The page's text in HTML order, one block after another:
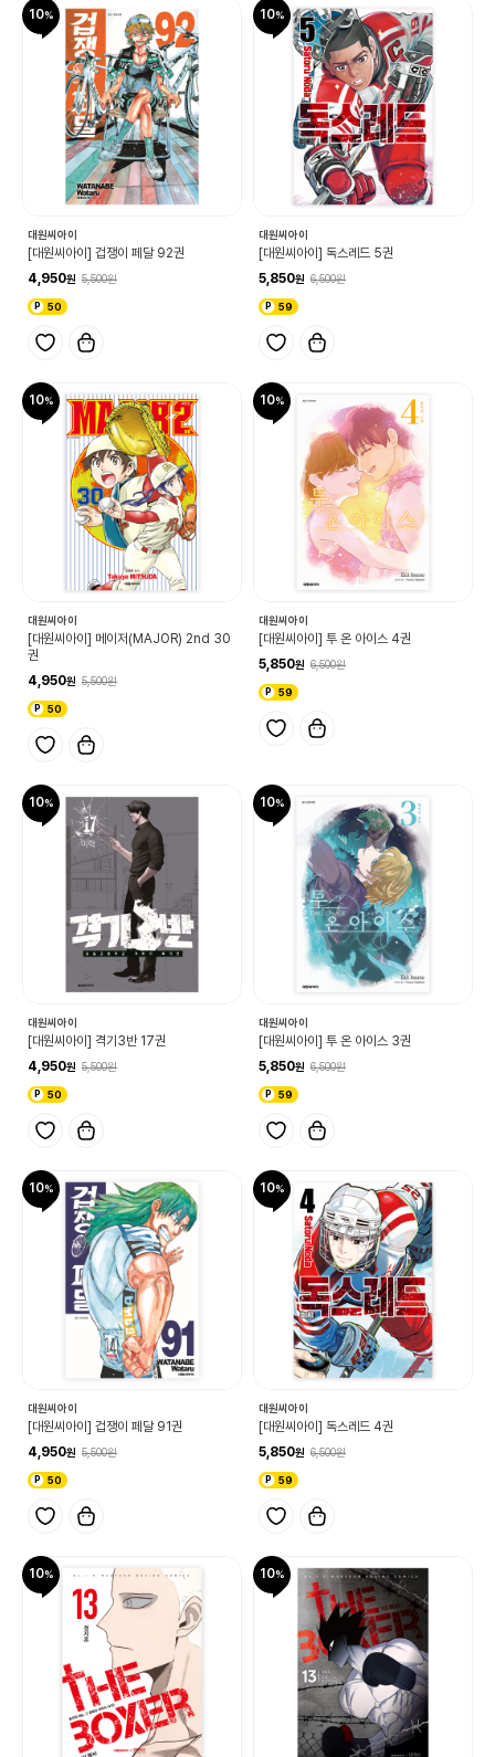
10
대원씨아이
[대원씨아이] 겁쟁이 페달 92권
4,950
5,500
50
10
대원씨아이
[대원씨아이] 독스레드 5권
5,850
6,500
59
10
대원씨아이
[대원씨아이] 메이저(MAJOR) 2nd 30
권
4,950
5,500
50
10
대원씨아이
[대원씨아이] 투 온 아이스 4권
5,850
6,500
59
10
대원씨아이
[대원씨아이] 격기3반 17권
4,950
5,500
50
10
대원씨아이
[대원씨아이] 투 온 아이스 3권
5,850
6,500
59
10
대원씨아이
[대원씨아이] 겁쟁이 페달 91권
4,950
5,500
50
10
대원씨아이
[대원씨아이] 독스레드 4권
5,850
6,500
59
10 10